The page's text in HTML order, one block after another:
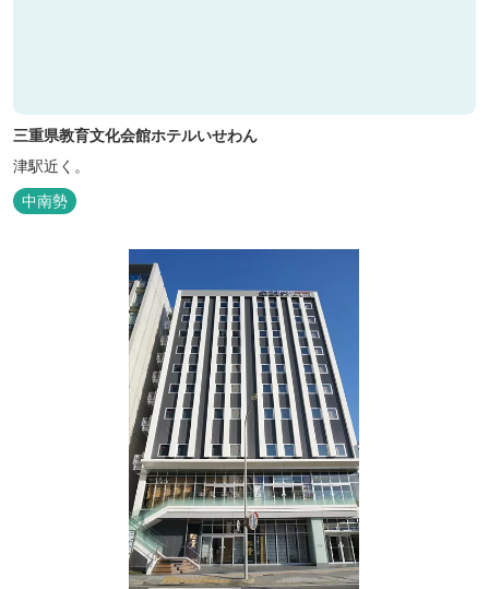
三重県教育文化会館ホテルいせわん
津駅近く。
中南勢